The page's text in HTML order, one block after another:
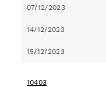
07/12/2023
14/12/2023
15/12/2023
10403